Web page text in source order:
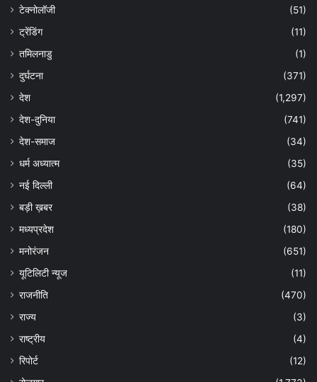
टेक्नोलॉजी
(51)
ट्रेंडिंग
(11)
तमिलनाडु
(1)
दुर्घटना
(371)
देश
(1,297)
देश-दुनिया
(741)
देश-समाज
(34)
धर्म अध्यात्म
(35)
नई दिल्ली
(64)
बड़ी ख़बर
(38)
मध्यप्रदेश
(180)
मनोरंजन
(651)
यूटिलिटी न्यूज
(11)
राजनीति
(470)
राज्य
(3)
राष्ट्रीय
(4)
रिपोर्ट
(12)